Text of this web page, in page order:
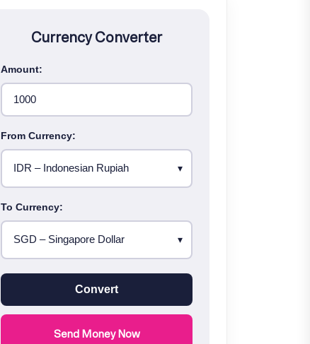
Currency Converter
Amount:
From Currency:
To Currency:
Convert
Send Money Now